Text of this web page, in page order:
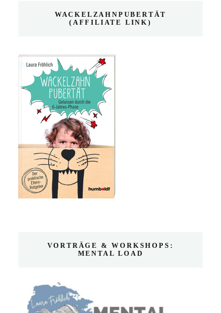
WACKELZAHNPUBERTÄT
(AFFILIATE LINK)
VORTRÄGE & WORKSHOPS:
MENTAL LOAD